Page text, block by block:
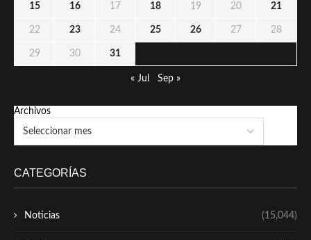
15 16 17 18 19 20 21
22 23 24 25 26 27 28
29 30 31
« Jul Sep »
Archivos
CATEGORÍAS
Noticias (15,044)